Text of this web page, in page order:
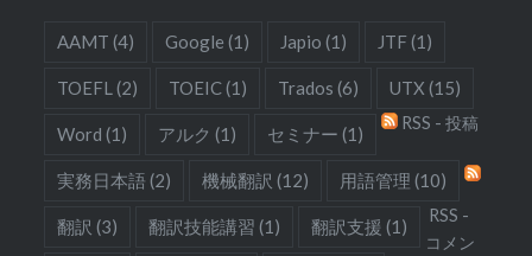
AAMT (4) Google (1) Japio (1) JTF(1)
TOEFL (2) TOEIC(1) Trados (6) UTX (15)
Word (1) アルク (1) セミナー (1)
実務日本語 (2) 機械翻訳 (12) 用語管理 (10)
翻訳 (3) 翻訳技能講習 (1) 翻訳支援 (1)
RSS - 投稿
RSS -
コメン